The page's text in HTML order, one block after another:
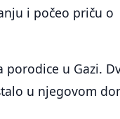
i počeo priču o
porodice u Gazi.
u njegovom